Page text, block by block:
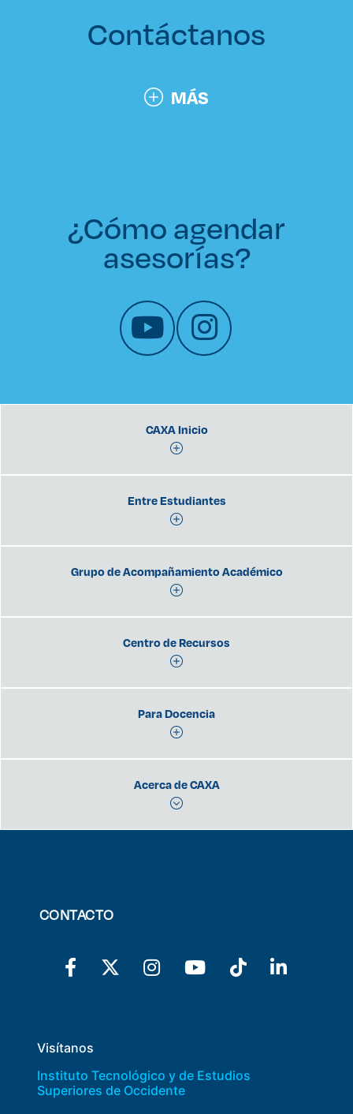
Contáctanos
MÁS
¿Cómo agendar
asesorías?
CAXA Inicio
Entre Estudiantes
Grupo de Acompañamiento Académico
Centro de Recursos
Para Docencia
Acerca de CAXA
CONTACTO
Visítanos
Instituto Tecnológico y de Estudios
Superiores de Occidente